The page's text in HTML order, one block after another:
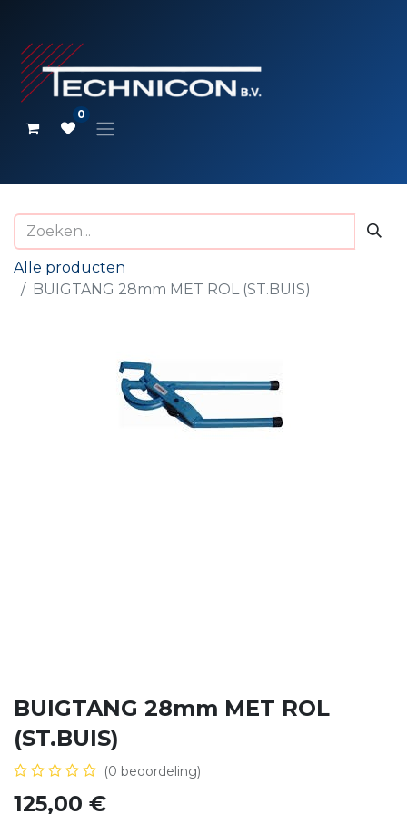
0
Alle producten
BUIGTANG 28mm MET ROL (ST.BUIS)
BUIGTANG 28mm MET ROL
(ST.BUIS)
(0 beoordeling)
125,00 €